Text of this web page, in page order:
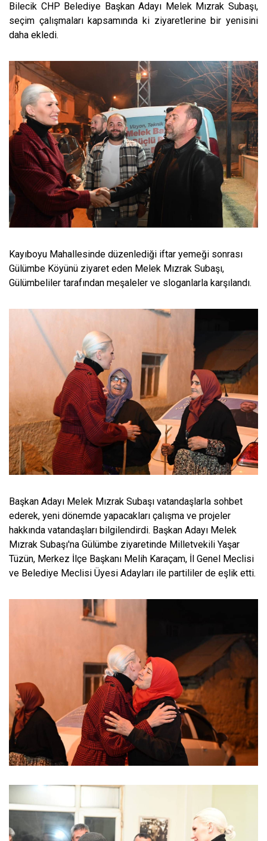
Bilecik CHP Belediye Başkan Adayı Melek Mızrak Subaşı,
seçim çalışmaları kapsamında ki ziyaretlerine bir yenisini
daha ekledi.
Kayıboyu Mahallesinde düzenlediği iftar yemeği sonrası
Gülümbe Köyünü ziyaret eden Melek Mızrak Subaşı,
Gülümbeliler tarafından meşaleler ve sloganlarla karşılandı.
Başkan Adayı Melek Mızrak Subaşı vatandaşlarla sohbet
ederek, yeni dönemde yapacakları çalışma ve projeler
hakkında vatandaşları bilgilendirdi. Başkan Adayı Melek
Mızrak Subaşı'na Gülümbe ziyaretinde Milletvekili Yaşar
Tüzün, Merkez İlçe Başkanı Melih Karaçam, İl Genel Meclisi
ve Belediye Meclisi Üyesi Adayları ile partililer de eşlik etti.